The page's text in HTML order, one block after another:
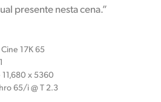
presente nesta cena.”
17K 65
x 5360
65/i @ T 2.3